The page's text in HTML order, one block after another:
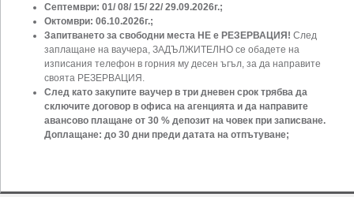
Септември: 01/ 08/ 15/ 22/ 29.09.2026г.;
Октомври: 06.10.2026г.;
Запитването за свободни места НЕ е РЕЗЕРВАЦИЯ! След
заплащане на ваучера, ЗАДЪЛЖИТЕЛНО се обадете на
изписания телефон в горния му десен ъгъл, за да направите
своята РЕЗЕРВАЦИЯ.
След като закупите ваучер в три дневен срок трябва да
сключите договор в офиса на агенцията и да направите
авансово плащане от 30 % депозит на човек при записване.
Доплащане: до 30 дни преди датата на отпътуване;